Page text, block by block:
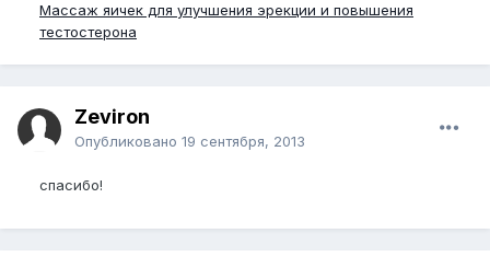
Массаж яичек для улучшения эрекции и повышения
тестостерона
Zeviron
Опубликовано 19 сентября, 2013
спасибо!